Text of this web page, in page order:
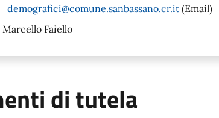
demografici@comune.sanbassano.cr.it (Email)
Marcello Faiello
di tutela